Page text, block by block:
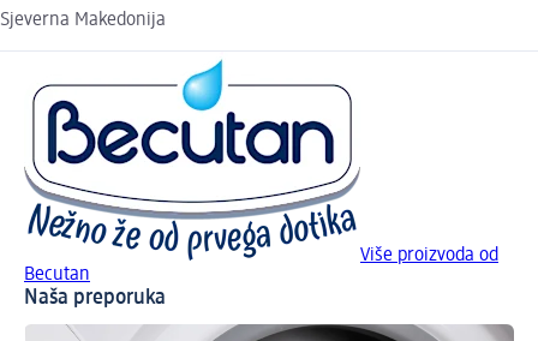
Sjeverna Makedonija
Više proizvoda od
Becutan
Naša preporuka